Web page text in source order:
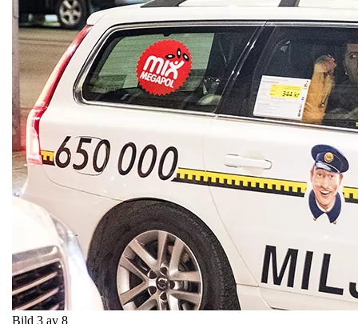
Bild 3 av 8